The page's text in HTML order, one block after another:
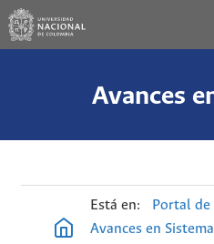
Avances
Está en: Portal de
Avances en